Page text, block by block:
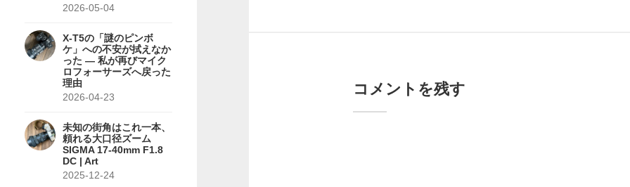
2026-05-04
X-T5の「謎のピンボ
ケ」への不安が拭えなか
った — 私が再びマイク
ロフォーサーズへ戻った
理由
2026-04-23
未知の街角はこれ一本、
頼れる大口径ズーム
SIGMA 17-40mm F1.8
DC | Art
2025-12-24
コメントを残す